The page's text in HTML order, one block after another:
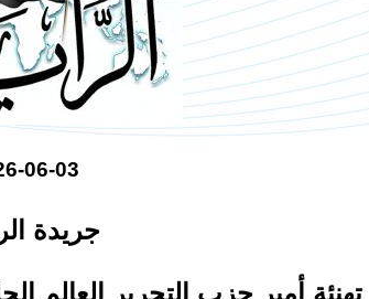
06-03
جريدة
تهنئة أمير حزب التحرير العالم